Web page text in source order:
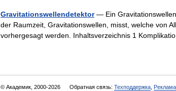
Gravitationswellendetektor— Ein
der Raumzeit, Gravitationswellen, misst, welche von
vorhergesagt werden. Inhaltsverzeichnis 1
© Академик, 2000-2026 Обратная связь: Техподдержка